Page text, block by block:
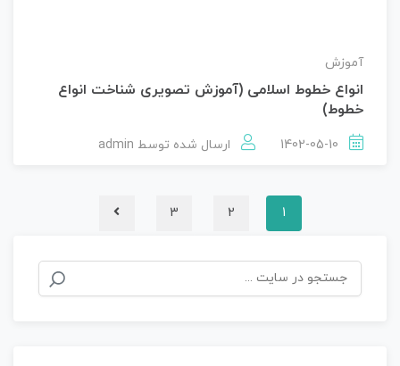
آموزش
انواع خطوط اسلامی (آموزش تصویری شناخت انواع
خطوط)
ارسال شده توسط admin
1
2
3
جستجو
برای: